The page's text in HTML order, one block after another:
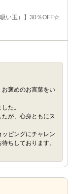
い玉）】30％OFF☆
褒めのお言葉をい
た。
が、心身ともにス
ピングにチャレン
ちしております。